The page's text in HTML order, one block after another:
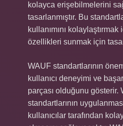
kolayca erişebilmelerini
tasarlanmıştır. Bu
kullanımını
özellikleri sunmak için
WAUF standartlarının
kullanıcı deneyimi ve
parçası olduğunu gösterir.
standartlarının
kullanıcılar tarafından